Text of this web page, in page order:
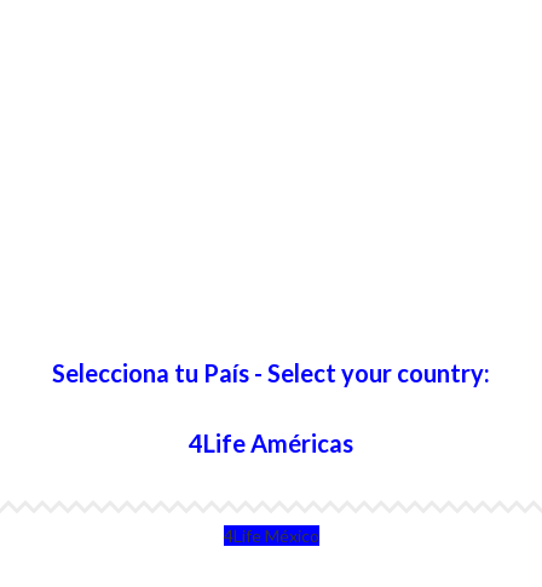
Selecciona tu País - Select your country:
4Life Américas
4Life México